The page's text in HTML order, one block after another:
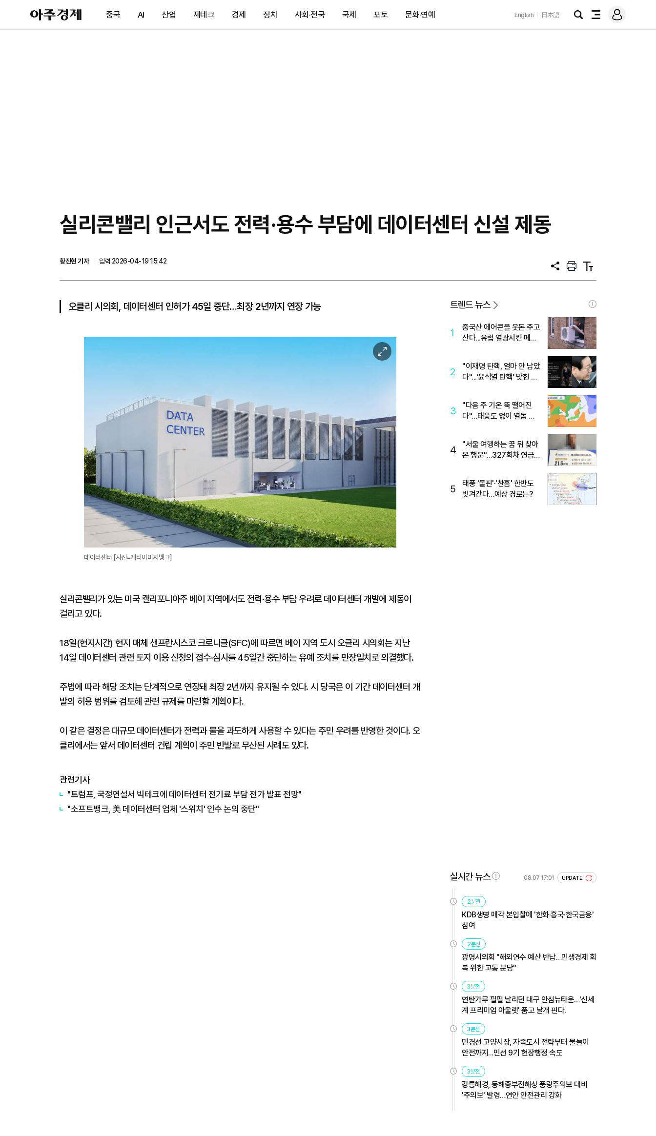
아
주
제
중국 AI 산업 재테크 경제 정치 사회·전국 국제 포토 문화·연예 English 日本語
검
전
메
그
실리콘밸리 인근서도 전력·용수 부담에 데이터센터 신설 제동
황진현 기자
입력 2026-04-19 15:42
공
프
트
텍
트
오클리 시의회, 데이터센터 인허가 45일 중단…최장 2년까지 연장 가능
이
미
데이터센터 [사진=게티이미지뱅크]
실리콘밸리가 있는 미국 캘리포니아주 베이 지역에서도 전력·용수 부담 우려로 데이터센터 개발에 제동이
걸리고 있다.
18일(현지시간) 현지 매체 샌프란시스코 크로니클(SFC)에 따르면 베이 지역 도시 오클리 시의회는 지난
14일 데이터센터 관련 토지 이용 신청의 접수·심사를 45일간 중단하는 유예 조치를 만장일치로 의결했다.
주법에 따라 해당 조치는 단계적으로 연장돼 최장 2년까지 유지될 수 있다. 시 당국은 이 기간 데이터센터 개
발의 허용 범위를 검토해 관련 규제를 마련할 계획이다.
이 같은 결정은 대규모 데이터센터가 전력과 물을 과도하게 사용할 수 있다는 주민 우려를 반영한 것이다. 오
클리에서는 앞서 데이터센터 건립 계획이 주민 반발로 무산된 사례도 있다.
관련기사
"트럼프, 국정연설서 빅테크에 데이터센터 전기료 부담 전가 발표 전망"
"소프트뱅크, 美 데이터센터 업체 '스위치' 인수 논의 중단"
트렌드 뉴스
1
중국산 에어콘을 웃돈 주고
산다...유럽 열광시킨 메이
2
"이재명 탄핵, 얼마 안 남았
다"...'윤석열 탄핵' 맞힌 무
3
"다음 주 기온 뚝 떨어진
다"…태풍도 없이 열돔 박
4
"서울 여행하는 꿈 뒤 찾아
온 행운"…327회차 연금
5
태풍 '돌핀'·'찬홈' 한반도
빗겨간다…예상 경로는?
실시간 뉴스 08.07 17:01 UPDATE
2분전
KDB생명 매각 본입찰에 '한화·흥국·한국금융'
참여
2분전
광명시의회 "해외연수 예산 반납…민생경제 회
복 위한 고통 분담"
3분전
연탄가루 펄펄 날리던 대구 안심뉴타운…'신세
계 프리미엄 아울렛' 품고 날개 핀다.
3분전
민경선 고양시장, 자족도시 전략부터 물놀이
안전까지...민선 9기 현장행정 속도
3분전
강릉해경, 동해중부전해상 풍랑주의보 대비
'주의보' 발령…연안 안전관리 강화